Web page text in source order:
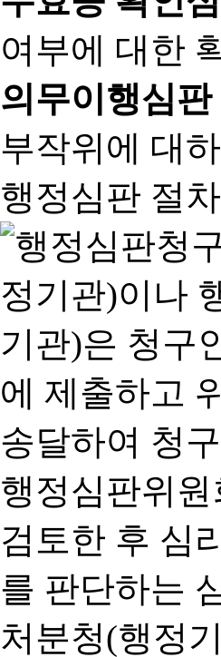
여부에 대한
의무이행심판
부작위에 대
행정심판 절차